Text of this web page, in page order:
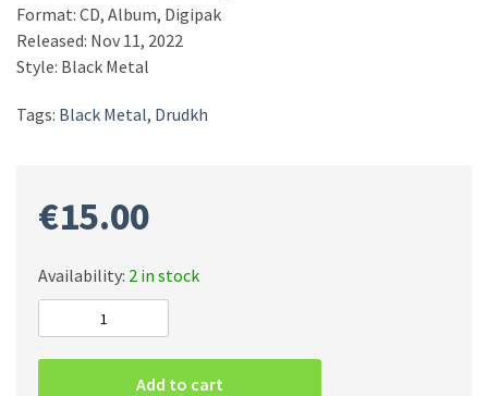
Format: CD, Album, Digipak
Released: Nov 11, 2022
Style: Black Metal
Tags: Black Metal, Drudkh
€15.00
Availability: 2 in stock
Add to cart